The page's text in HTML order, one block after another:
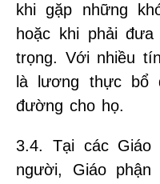
khi gặp những
hoặc khi phải
trọng. Với nhiều
là lương thực bổ
đường cho họ.
3.4. Tại các
người, Giáo